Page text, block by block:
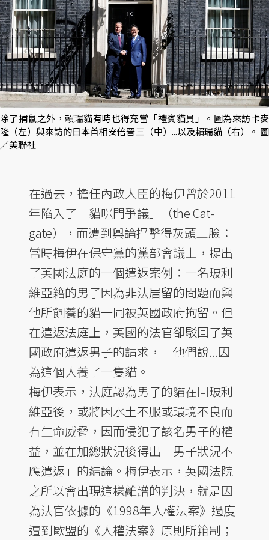
除了捕鼠之外，賴瑞貓有時也得充當「禮賓貓員」。圖為來訪卡麥
隆（左）與來訪的日本首相安倍晉三（中）...以及賴瑞貓（右）。 圖
／美聯社
在過去，擔任內政大臣的梅伊曾於2011
年陷入了「貓咪門爭議」（the Cat-
gate），而遭到輿論抨擊得灰頭土臉：
當時梅伊在保守黨的黨部會議上，提出
了英國法庭的一個遣返案例：一名玻利
維亞籍的男子因為非法居留的問題而與
他所飼養的貓一同被英國政府拘留。但
在遣返法庭上，英國的法官卻駁回了英
國政府遣返男子的請求，「他們說...因
為這個人養了一隻貓。」
梅伊表示，法庭認為男子的貓在回玻利
維亞後，或將因水土不服或環境不良而
有生命威脅，因而侵犯了該名男子的權
益，並在加總狀況後得出「男子狀況不
應遣返」的結論。梅伊表示，英國法院
之所以會出現這樣離譜的判決，就是因
為法官依據的《1998年人權法案》過度
遭到歐盟的《人權法案》原則所箝制；